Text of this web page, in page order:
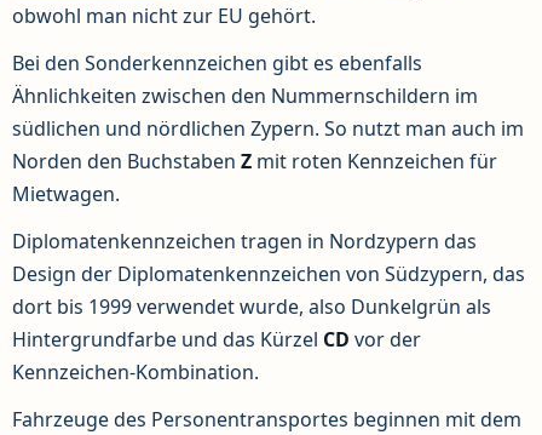
obwohl man nicht zur EU gehört.
Bei den Sonderkennzeichen gibt es ebenfalls
Ähnlichkeiten zwischen den Nummernschildern im
südlichen und nördlichen Zypern. So nutzt man auch im
Norden den Buchstaben Z mit roten Kennzeichen für
Mietwagen.
Diplomatenkennzeichen tragen in Nordzypern das
Design der Diplomatenkennzeichen von Südzypern, das
dort bis 1999 verwendet wurde, also Dunkelgrün als
Hintergrundfarbe und das Kürzel CD vor der
Kennzeichen-Kombination.
Fahrzeuge des Personentransportes beginnen mit dem